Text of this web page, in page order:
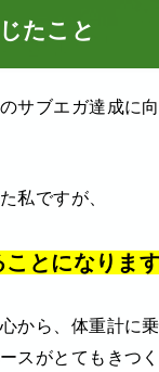
たこと
サブエガ達成に
私ですが、
とになります
から、体重計に
スがとてもきつく